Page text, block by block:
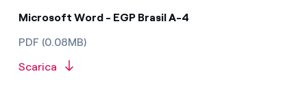
Microsoft Word - EGP Brasil A-4
PDF (0.08MB)
Scarica